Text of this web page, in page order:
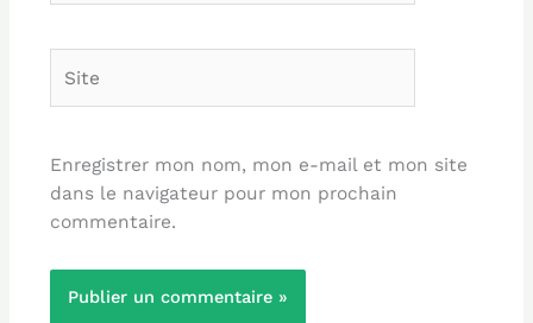
Enregistrer mon nom, mon e-mail et mon site
dans le navigateur pour mon prochain
commentaire.